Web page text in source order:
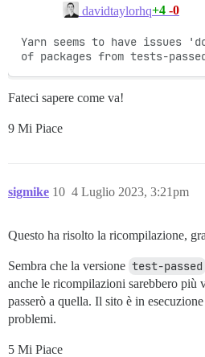
davidtaylorhq+4 -0
Yarn seems to have issues
of packages from tests-
Fateci sapere come va!
9 Mi Piace
sigmike 4 Luglio 2023, 3:21pm
10
Questo ha risolto la ricompilazione,
Sembra che la versione test-passed
anche le ricompilazioni sarebbero più
passerò a quella. Il sito è in esecuzione
problemi.
5 Mi Piace